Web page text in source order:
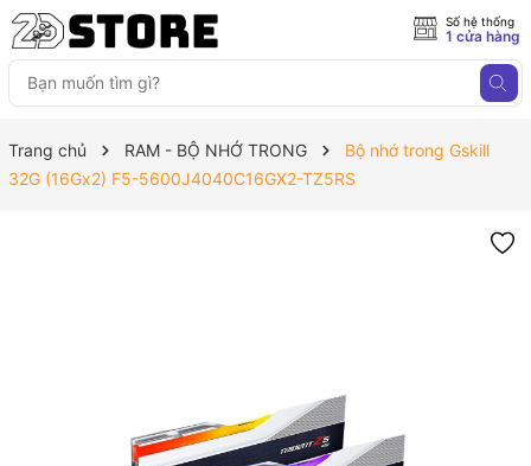
Số hệ thống
1 cửa hàng
Trang chủ RAM - BỘ NHỚ TRONG
Bộ nhớ trong Gskill
32G (16Gx2) F5-5600J4040C16GX2-TZ5RS